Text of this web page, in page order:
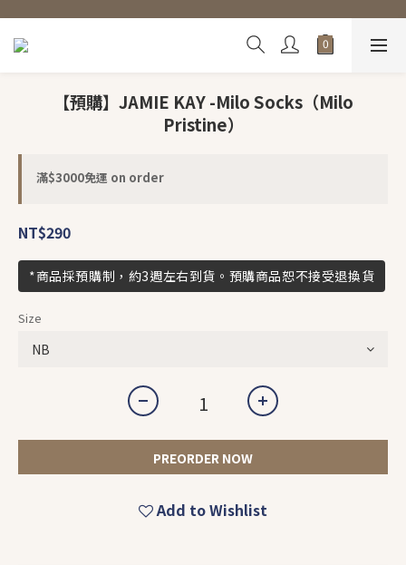
【預購】JAMIE KAY -Milo Socks（Milo
Pristine）
滿$3000免運 on order
NT$290
*商品採預購制，約3週左右到貨。預購商品恕不接受退換貨
Size
PREORDER NOW
Add to Wishlist